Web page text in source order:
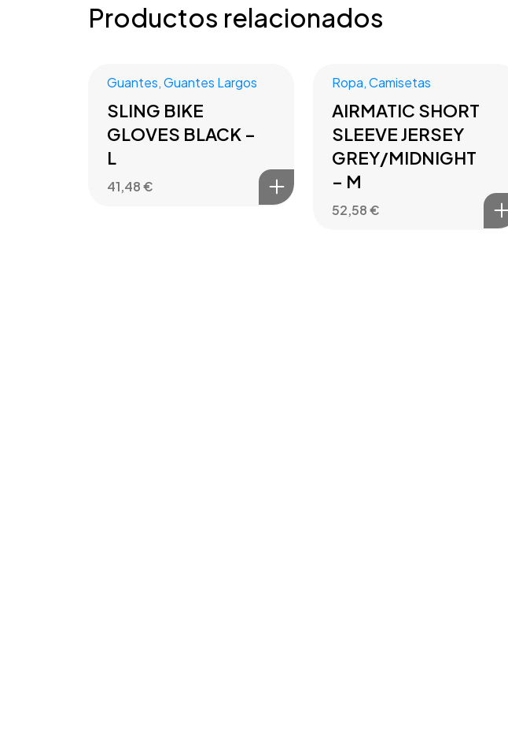
Productos relacionados
Guantes,Guantes Largos
SLING BIKE
GLOVES BLACK –
L
41,48€
Ropa,Camisetas
AIRMATIC SHORT
SLEEVE JERSEY
GREY/MIDNIGHT
– M
52,58€